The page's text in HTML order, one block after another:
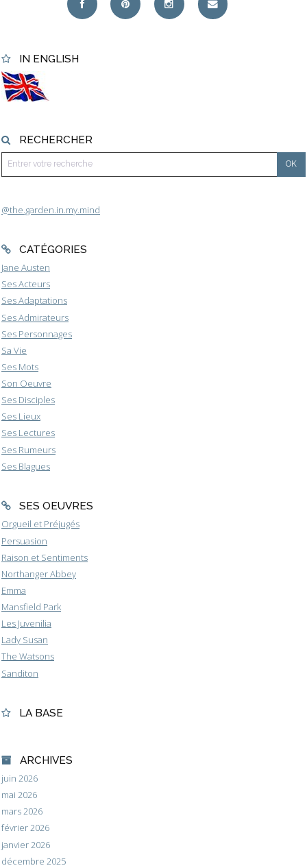
IN ENGLISH
RECHERCHER
@the.garden.in.my.mind
CATÉGORIES
Jane Austen
Ses Acteurs
Ses Adaptations
Ses Admirateurs
Ses Personnages
Sa Vie
Ses Mots
Son Oeuvre
Ses Disciples
Ses Lieux
Ses Lectures
Ses Rumeurs
Ses Blagues
SES OEUVRES
Orgueil et Préjugés
Persuasion
Raison et Sentiments
Northanger Abbey
Emma
Mansfield Park
Les Juvenilia
Lady Susan
The Watsons
Sanditon
LA BASE
ARCHIVES
juin 2026
mai 2026
mars 2026
février 2026
janvier 2026
décembre 2025